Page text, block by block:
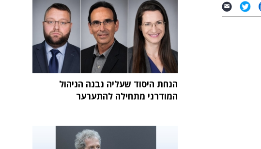
הנחת היסוד שעליה נבנה הניהול
המודרני מתחילה להתערער